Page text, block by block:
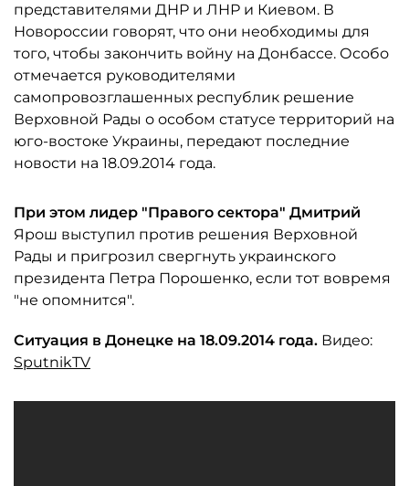
представителями ДНР и ЛНР и Киевом. В
Новороссии говорят, что они необходимы для
того, чтобы закончить войну на Донбассе. Особо
отмечается руководителями
самопровозглашенных республик решение
Верховной Рады о особом статусе территорий на
юго-востоке Украины, передают последние
новости на 18.09.2014 года.
При этом лидер "Правого сектора" Дмитрий
Ярош выступил против решения Верховной
Рады и пригрозил свергнуть украинского
президента Петра Порошенко, если тот вовремя
"не опомнится".
Ситуация в Донецке на 18.09.2014 года. Видео:
SputnikTV